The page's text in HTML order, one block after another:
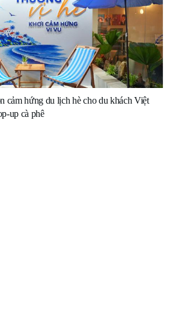
cảm hứng du lịch hè cho du khách Việt
up cà phê